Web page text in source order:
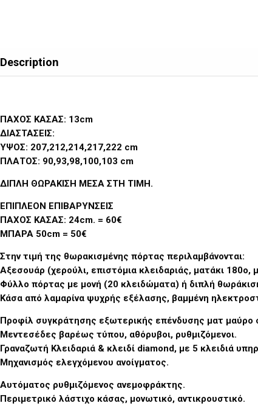
Description
ΠΑΧΟΣ ΚΑΣΑΣ: 13cm
ΔΙΑΣΤΑΣΕΙΣ:
ΥΨΟΣ: 207,212,214,217,222 cm
ΠΛΑΤΟΣ: 90,93,98,100,103 cm
ΔΙΠΛΗ ΘΩΡΑΚΙΣΗ ΜΕΣΑ ΣΤΗ ΤΙΜΗ.
ΕΠΙΠΛΕΟΝ ΕΠΙΒΑΡΥΝΣΕΙΣ
ΠΑΧΟΣ ΚΑΣΑΣ: 24cm. = 60€
ΜΠΑΡΑ 50cm = 50€
Στην τιμή της θωρακισμένης πόρτας περιλαμβάνονται:
Αξεσουάρ (χερούλι, επιστόμια κλειδαριάς, ματάκι 180ο,
Φύλλο πόρτας με μονή (20 κλειδώματα) ή διπλή
Κάσα από λαμαρίνα ψυχρής εξέλασης, βαμμένη
Προφίλ συγκράτησης εξωτερικής επένδυσης ματ μαύρο
Μεντεσέδες βαρέως τύπου, αθόρυβοι, ρυθμιζόμενοι.
Γραναζωτή Κλειδαριά & κλειδί diamond, με 5 κλειδιά
Μηχανισμός ελεγχόμενου ανοίγματος.
Αυτόματος ρυθμιζόμενος ανεμοφράκτης.
Περιμετρικό λάστιχο κάσας, μονωτικό, αντικρουστικό.